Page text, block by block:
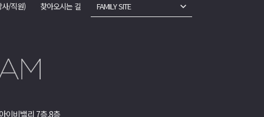
/직원) 찾아오시는 길 FAMILY SITE
이비밸리 7층,8층